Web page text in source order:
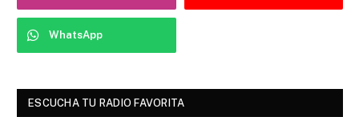
WhatsApp
ESCUCHA TU RADIO FAVORITA